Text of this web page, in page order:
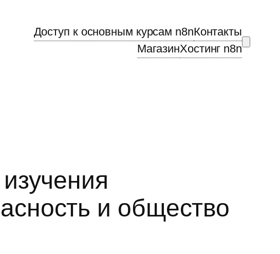
Доступ к основным курсам n8nКонтакты
МагазинХостинг n8n
и общество